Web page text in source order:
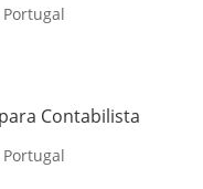
Contabilista